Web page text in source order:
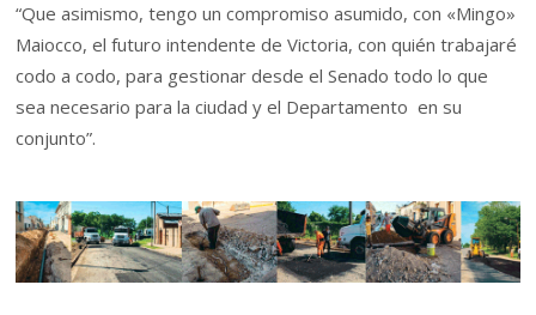
“Que asimismo, tengo un compromiso asumido, con «Mingo»
Maiocco, el futuro intendente de Victoria, con quién trabajaré
codo a codo, para gestionar desde el Senado todo lo que
sea necesario para la ciudad y el Departamento en su
conjunto”.